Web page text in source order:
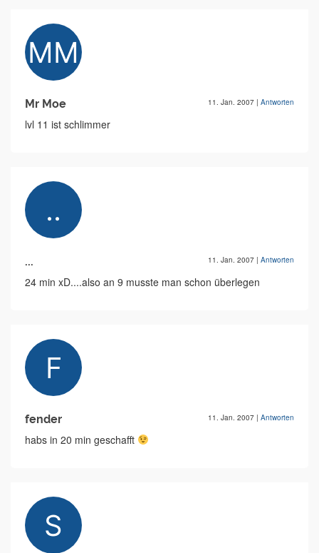
Mr Moe 11. Jan. 2007 | Antworten
lvl 11 ist schlimmer
... 11. Jan. 2007 | Antworten
24 min xD....also an 9 musste man schon überlegen
fender 11. Jan. 2007 | Antworten
habs in 20 min geschafft